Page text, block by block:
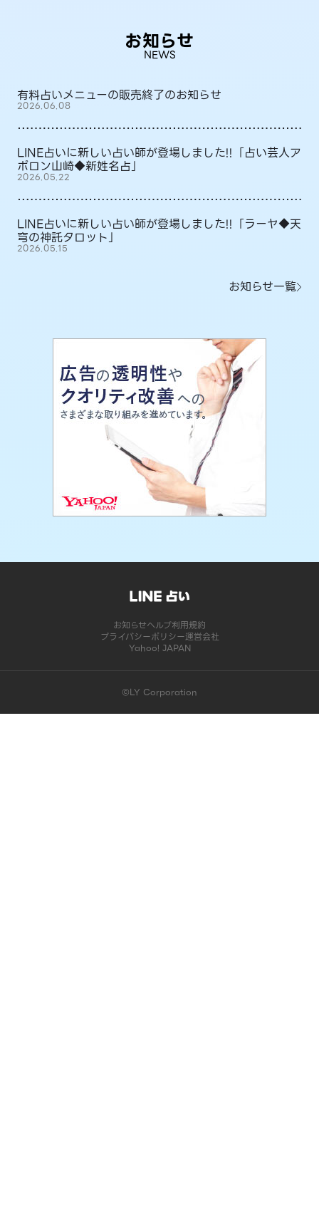
お知らせ
NEWS
有料占いメニューの販売終了のお知らせ
2026.06.08
LINE占いに新しい占い師が登場しました!!「占い芸人ア
ポロン山崎◆新姓名占」
2026.05.22
LINE占いに新しい占い師が登場しました!!「ラーヤ◆天
穹の神託タロット」
2026.05.15
お知らせ一覧
お知らせヘルプ利用規約
プライバシーポリシー運営会社
Yahoo! JAPAN
©LY Corporation
このコンテンツは掲載が終了しました | LINE占い